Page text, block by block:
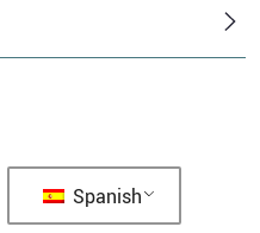
Spanish